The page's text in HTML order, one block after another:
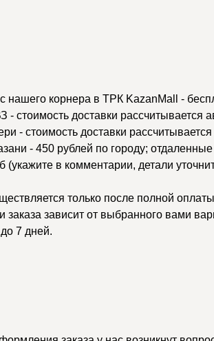
нашего корнера в ТРК KazanMall -
- стоимость доставки рассчитывается
- стоимость доставки
- 450 рублей по городу;
(укажите в комментарии, детали
только после полной оплаты
заказа зависит от выбранного вами
7 дней.